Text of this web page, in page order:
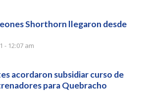
Shorthorn llegaron desde
- 12:07 am
acordaron subsidiar curso de
para Quebracho